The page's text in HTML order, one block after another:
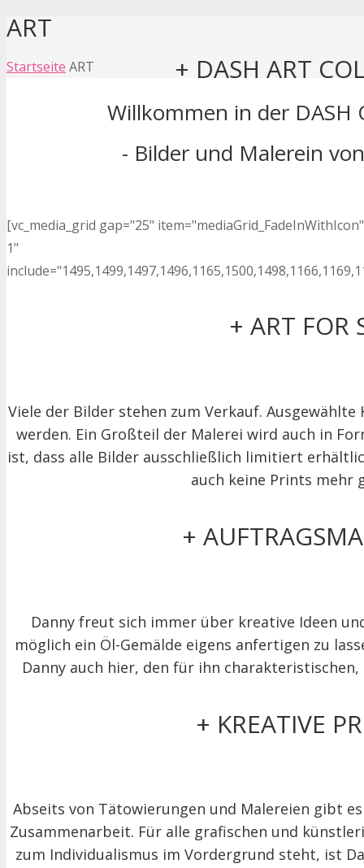
ART
Startseite ART + DASH ART
Willkommen in der DASH
- Bilder und Malerein
[vc_media_grid gap="25"
1"
+ ART FOR
Viele der Bilder stehen zum Verkauf.
werden. Ein Großteil der Malerei wird auch in
ist, dass alle Bilder ausschließlich limitiert
auch keine Prints mehr
+
Danny freut sich immer über kreative Ideen
möglich ein Öl-Gemälde eigens anfertigen zu
Danny auch hier, den für ihn
+ KREATIVE
Abseits von Tätowierungen und Malereien gibt
Zusammenarbeit. Für alle grafischen und
zum Individualismus im Vordergrund steht, ist